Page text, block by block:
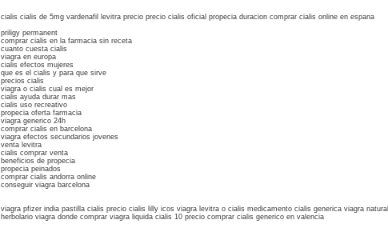
cialis cialis de 5mg vardenafil levitra precio precio cialis oficial propecia duracion comprar cialis online en espana
priligy permanent
comprar cialis en la farmacia sin receta
cuanto cuesta cialis
viagra en europa
cialis efectos mujeres
que es el cialis y para que sirve
precios cialis
viagra o cialis cual es mejor
cialis ayuda durar mas
cialis uso recreativo
propecia oferta farmacia
viagra generico 24h
comprar cialis en barcelona
viagra efectos secundarios jovenes
venta levitra
cialis comprar venta
beneficios de propecia
propecia peinados
comprar cialis andorra online
conseguir viagra barcelona
viagra pfizer india pastilla cialis precio cialis lilly icos viagra levitra o cialis medicamento cialis generica viagra natural
herbolario viagra donde comprar viagra liquida cialis 10 precio comprar cialis generico en valencia